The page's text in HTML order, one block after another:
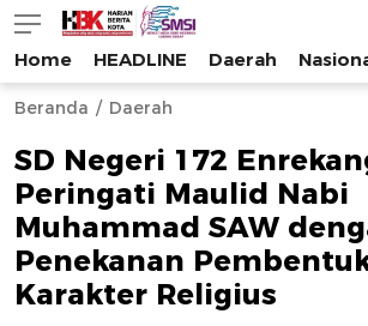
AFN BEAUTY LUXURY
HarianBeritaKota
Mengabarkan Setiap Detil, Sudut,
Home HEADLINE Daerah
Beranda Daerah
SD Negeri 172
Peringati Maulid Nabi
Muhammad SAW
Penekanan
Karakter Religius